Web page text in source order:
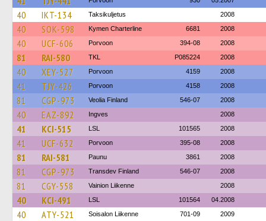
40 IKT-134 Taksikuljetus 2008
40 SOK-598 Kymen Charterline 6681 2008
40 UCF-606 Porvoon 394-08 2008
81 RAI-580 TKL P085224 2008
40 XEY-527 Porvoon 4159 2008
41 TJY-426 Porvoon 4158 2008
81 CGP-973 Veolia Finland 546-07 2008
40 EAZ-892 Ingves 2008
41 KCI-515 LSL 101565 2008
41 UCF-632 Porvoon 395-08 2008
81 RAI-581 Paunu 3861 2008
81 CGP-973 Transdev Finland 546-07 2008
81 CGY-558 Vainion Liikenne 2008
40 KCI-491 LSL 101564 04.2008
40 ATY-521 Soisalon Liikenne 701-09 2009